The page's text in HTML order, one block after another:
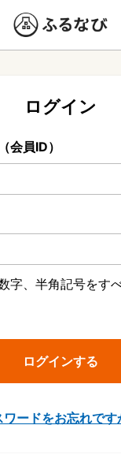
ログイン
会員ID）
字、半角記号をす
ワードをお忘れです